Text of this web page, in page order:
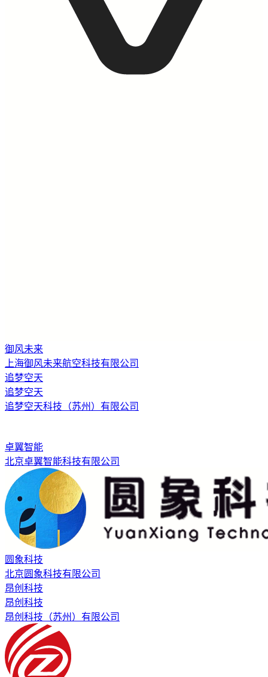
御风未来
上海御风未来航空科技有限公司
追梦空天
追梦空天
追梦空天科技（苏州）有限公司
卓翼智能
北京卓翼智能科技有限公司
圆象科技
北京圆象科技有限公司
昂创科技
昂创科技
昂创科技（苏州）有限公司